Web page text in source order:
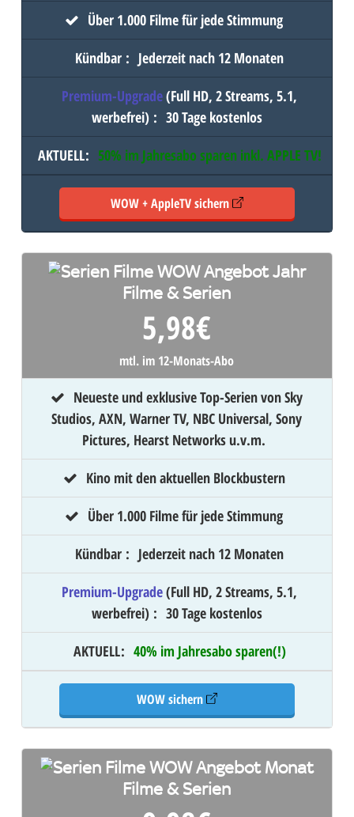
Über 1.000 Filme für jede Stimmung
Kündbar : Jederzeit nach 12 Monaten
Premium-Upgrade(Full HD, 2 Streams, 5.1,
werbefrei) : 30 Tage kostenlos
AKTUELL: 50% im Jahresabo sparen inkl. APPLE TV!
WOW + AppleTV sichern
Filme & Serien
5,98€
mtl. im 12-Monats-Abo
Neueste und exklusive Top-Serien von Sky
Studios, AXN, Warner TV, NBC Universal, Sony
Pictures, Hearst Networks u.v.m.
Kino mit den aktuellen Blockbustern
Über 1.000 Filme für jede Stimmung
Kündbar : Jederzeit nach 12 Monaten
Premium-Upgrade(Full HD, 2 Streams, 5.1,
werbefrei) : 30 Tage kostenlos
AKTUELL: 40% im Jahresabo sparen(!)
WOW sichern
Filme & Serien